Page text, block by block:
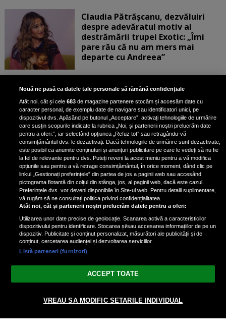
Claudia Pătrășcanu, dezvăluiri
despre adevăratul motiv al
destrămării trupei Exotic: „Îmi
pare rău că nu am mers mai
departe cu Andreea”
Scene incredibile! Ilinca Vandici a
pus mâna pe aparatul de
fotografiat al unui paparazzo și i l-
a aruncat la gunoi: „S-a dus la
poliție. Nu mai aveam aer”
Oana Moșneagu, mărturisiri
despre începutul relației cu Vlad
Gherman: „Eu am fost îngrozită de
aceasta posibilă relație”
Nouă ne pasă ca datele tale personale să rămână confidențiale
Atât noi, cât și cele683 de magazine partenere stocăm și accesăm date cu
caracter personal, de exemplu date de navigare sau identificatori unici, pe
dispozitivul dvs. Apăsând pe butonul „Acceptare”, activați tehnologiile de urmărire
care susțin scopurile indicate la rubrica „Noi, și partenerii noștri prelucrăm date
pentru a oferi:”, iar selectând opțiunea „Refuz tot” sau retragându-vă
consimțământul dvs. le dezactivați. Dacă tehnologiile de urmărire sunt dezactivate,
este posibil ca anumite conținuturi și anunțuri publicitare pe care le vedeți să nu fie
la fel de relevante pentru dvs. Puteți reveni la acest meniu pentru a vă modifica
opțiunile sau pentru a vă retrage consimțământul, în orice moment, dând clic pe
linkul „Gestionați preferințele” din partea de jos a paginii web sau accesând
pictograma flotantă din colțul din stânga, jos, al paginii web, dacă este cazul.
Preferințele dvs. vor deveni disponibile în Site-ul web. Pentru detalii suplimentare,
vă rugăm să ne consultați politica privind confidențialitatea.
Atât noi, cât și partenerii noștri prelucrăm datele pentru a oferi:
Utilizarea unor date precise de geolocație. Scanarea activă a caracteristicilor
dispozitivului pentru identificare. Stocarea și/sau accesarea informațiilor de pe un
dispozitiv. Publicitate și conținut personalizat, măsurători ale publicității și de
conținut, cercetarea audienței și dezvoltarea serviciilor.
Listă parteneri (furnizori)
ACCEPT TOATE
VREAU SA MODIFIC SETARILE INDIVIDUAL